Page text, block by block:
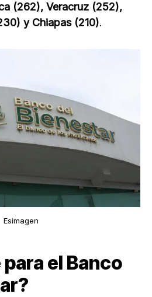
(262), Veracruz (252),
y Chiapas (210).
Esimagen
el Banco